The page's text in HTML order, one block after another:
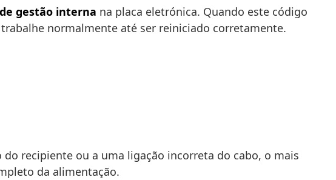
gestão interna na placa eletrónica. Quando este código
normalmente até ser reiniciado corretamente.
recipiente ou a uma ligação incorreta do cabo, o mais
da alimentação.